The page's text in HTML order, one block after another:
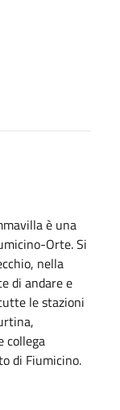
è una
Orte. Si
nella
di andare e
le stazioni
collega
di Fiumicino.